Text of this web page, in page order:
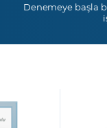
Denemeye başla